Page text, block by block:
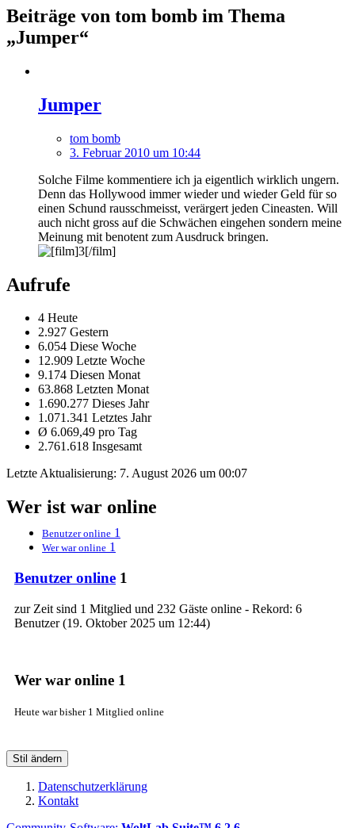
Beiträge von tom bomb im Thema
„Jumper“
Jumper
tom bomb
3. Februar 2010 um 10:44
Solche Filme kommentiere ich ja eigentlich wirklich ungern.
Denn das Hollywood immer wieder und wieder Geld für so
einen Schund rausschmeisst, verärgert jeden Cineasten. Will
auch nicht gross auf die Schwächen eingehen sondern meine
Meinung mit benotent zum Ausdruck bringen.
Aufrufe
4 Heute
2.927 Gestern
6.054 Diese Woche
12.909 Letzte Woche
9.174 Diesen Monat
63.868 Letzten Monat
1.690.277 Dieses Jahr
1.071.341 Letztes Jahr
Ø 6.069,49 pro Tag
2.761.618 Insgesamt
Letzte Aktualisierung: 7. August 2026 um 00:07
Wer ist war online
Benutzer online 1
Wer war online 1
Benutzer online 1
zur Zeit sind 1 Mitglied und 232 Gäste online - Rekord: 6
Benutzer (19. Oktober 2025 um 12:44)
Wer war online 1
Heute war bisher 1 Mitglied online
Stil ändern
Datenschutzerklärung
Kontakt